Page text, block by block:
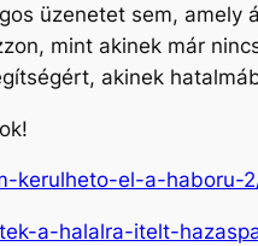
üzenetet sem, amely
mint akinek már
akinek
kerulheto-el-a-haboru-
a-halalra-itelt-